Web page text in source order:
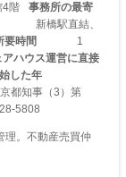
4階
事務所の最寄
新橋駅直結、
要時間
1
アハウス運営に直接
した年
都知事（3）第
5808
理。不動産売買仲